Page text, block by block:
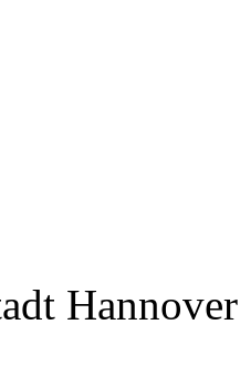
Hannover